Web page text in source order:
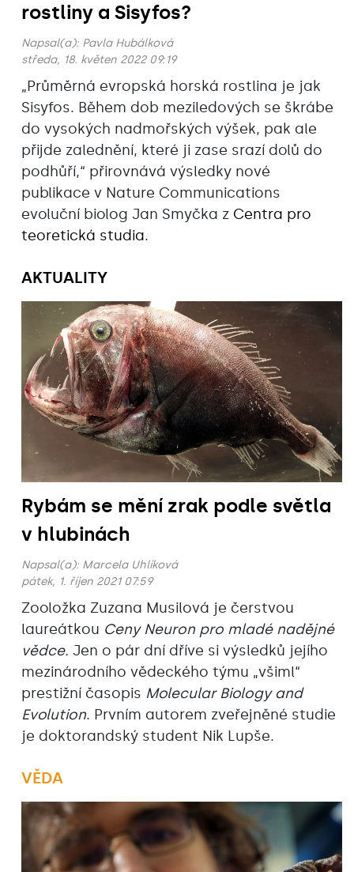
rostliny a Sisyfos?
Napsal(a): Pavla Hubálková
středa, 18. květen 2022 09:19
„Průměrná evropská horská rostlina je jak
Sisyfos. Během dob meziledových se škrábe
do vysokých nadmořských výšek, pak ale
přijde zalednění, které ji zase srazí dolů do
podhůří,“ přirovnává výsledky nové
publikace v Nature Communications
evoluční biolog Jan Smyčka z Centra pro
teoretická studia.
AKTUALITY
Rybám se mění zrak podle světla
v hlubinách
Napsal(a): Marcela Uhlíková
pátek, 1. říjen 2021 07:59
Zooložka Zuzana Musilová je čerstvou
laureátkou Ceny Neuron pro mladé nadějné
vědce. Jen o pár dní dříve si výsledků jejího
mezinárodního vědeckého týmu „všiml“
prestižní časopis Molecular Biology and
Evolution. Prvním autorem zveřejněné studie
je doktorandský student Nik Lupše.
VĚDA